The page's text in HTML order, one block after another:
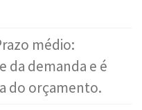
médio:
da demanda e é
do orçamento.